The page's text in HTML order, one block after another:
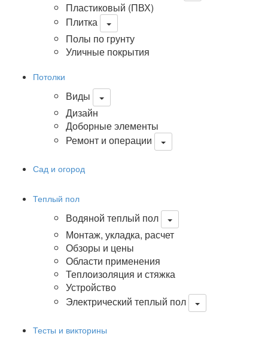
Пластиковый (ПВХ)
Плитка
Полы по грунту
Уличные покрытия
Потолки
Виды
Дизайн
Доборные элементы
Ремонт и операции
Сад и огород
Теплый пол
Водяной теплый пол
Монтаж, укладка, расчет
Обзоры и цены
Области применения
Теплоизоляция и стяжка
Устройство
Электрический теплый пол
Тесты и викторины